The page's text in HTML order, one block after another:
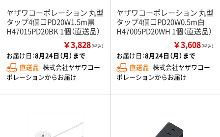
ヤザワコーポレーション 丸型
タップ4個口PD20W1.5m黒
H47015PD20BK 1個（直送品）
￥3,828（税込）
お届け日：8月24日（月）まで
直送品 株式会社ヤザワコー
ポレーションからお届け
ヤザワコーポレーション 丸型
タップ4個口PD20W0.5m白
H47005PD20WH 1個（直送品）
￥3,608（税込）
お届け日：8月24日（月）まで
直送品 株式会社ヤザワコー
ポレーションからお届け